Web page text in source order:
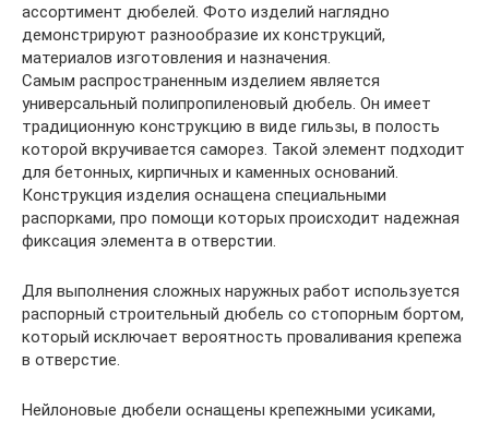
ассортимент дюбелей. Фото изделий наглядно
демонстрируют разнообразие их конструкций,
материалов изготовления и назначения.
Самым распространенным изделием является
универсальный полипропиленовый дюбель. Он имеет
традиционную конструкцию в виде гильзы, в полость
которой вкручивается саморез. Такой элемент подходит
для бетонных, кирпичных и каменных оснований.
Конструкция изделия оснащена специальными
распорками, про помощи которых происходит надежная
фиксация элемента в отверстии.
Для выполнения сложных наружных работ используется
распорный строительный дюбель со стопорным бортом,
который исключает вероятность проваливания крепежа
в отверстие.
Нейлоновые дюбели оснащены крепежными усиками,